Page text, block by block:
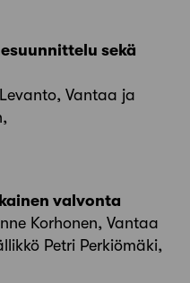
sekä
Vantaa ja
valvonta
Korhonen, Vantaa
Petri Perkiömäki,